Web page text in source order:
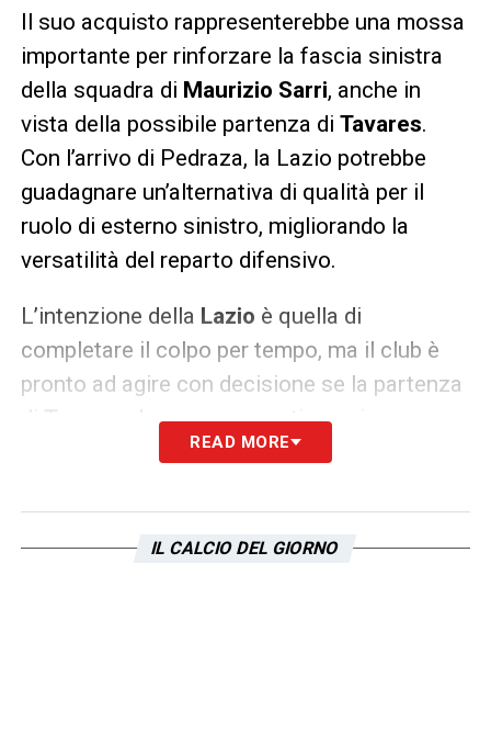
Il suo acquisto rappresenterebbe una mossa
importante per rinforzare la fascia sinistra
della squadra di Maurizio Sarri, anche in
vista della possibile partenza di Tavares.
Con l’arrivo di Pedraza, la Lazio potrebbe
guadagnare un’alternativa di qualità per il
ruolo di esterno sinistro, migliorando la
versatilità del reparto difensivo.
L’intenzione della Lazio è quella di
completare il colpo per tempo, ma il club è
pronto ad agire con decisione se la partenza
dovesse concretizzarsi a
LA PLAYLIST DELLE NOSTRE TOP NEWS
READ MORE
IL CALCIO DEL GIORNO